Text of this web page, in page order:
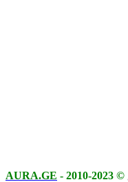
AURA.GE - 2010-2023 ©